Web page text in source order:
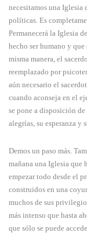
necesitamos una Iglesia
políticas. Es
Permanecerá la Iglesia
hecho ser humano y
misma manera, el
reemplazado por
aún necesario el
cuando aconseja en el
se pone a disposición de
alegrías, su esperanza y
Demos un paso más.
mañana una Iglesia que
empezar todo desde el
construidos en una
muchos de sus
más intenso que hasta
que sólo se puede